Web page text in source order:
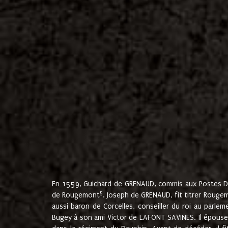
En 1559, Guichard de GRENAUD, commis aux
de Rougemont5. Joseph de GRENAUD, fit titrer
aussi baron de Corcelles, conseiller du roi au
Bugey à son ami Victor de LAFONT SAVINES. Il